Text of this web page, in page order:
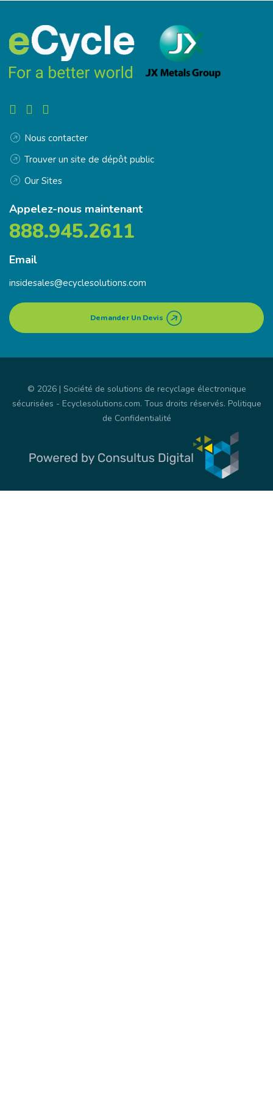
Nous contacter
Trouver un site de dépôt public
Our Sites
Appelez-nous maintenant
888.945.2611
Email
insidesales@ecyclesolutions.com
Demander Un Devis
© 2026 | Société de solutions de recyclage électronique
sécurisées - Ecyclesolutions.com. Tous droits réservés. Politique
de Confidentialité